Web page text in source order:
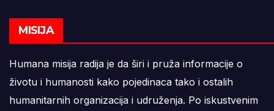
MISIJA
Humana misija radija je da širi i pruža informacije o
životu i humanosti kako pojedinaca tako i ostalih
humanitarnih organizacija i udruženja. Po iskustvenim